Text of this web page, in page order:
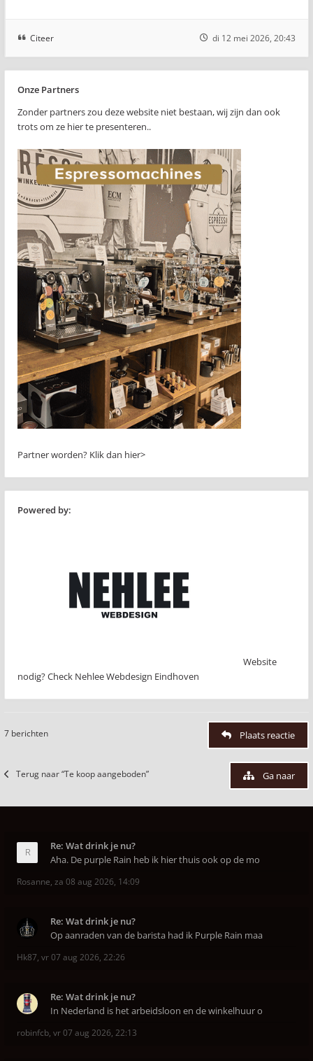
Citeer di 12 mei 2026, 20:43
Onze Partners
Zonder partners zou deze website niet bestaan, wij zijn dan ook
trots om ze hier te presenteren..
Partner worden? Klik dan hier>
Powered by:
Website
nodig? Check Nehlee Webdesign Eindhoven
7 berichten Plaats reactie
Terug naar “Te koop aangeboden” Ga naar
Re: Wat drink je nu?
Aha. De purple Rain heb ik hier thuis ook op de mo
Rosanne, za 08 aug 2026, 14:09
Re: Wat drink je nu?
Op aanraden van de barista had ik Purple Rain maa
Hk87, vr 07 aug 2026, 22:26
Re: Wat drink je nu?
In Nederland is het arbeidsloon en de winkelhuur o
robinfcb, vr 07 aug 2026, 22:13